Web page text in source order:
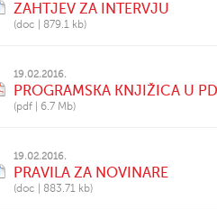
ZAHTJEV ZA INTERVJU
(doc 879.1 kb)
19.02.2016.
PROGRAMSKA KNJIŽICA U
(pdf 6.7 Mb)
19.02.2016.
PRAVILA ZA NOVINARE
(doc 883.71 kb)